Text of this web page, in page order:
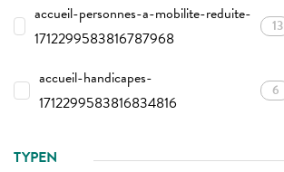
accueil-personnes-a-mobilite-reduite-
1712299583816787968
13
accueil-handicapes-
1712299583816834816
6
TYPEN